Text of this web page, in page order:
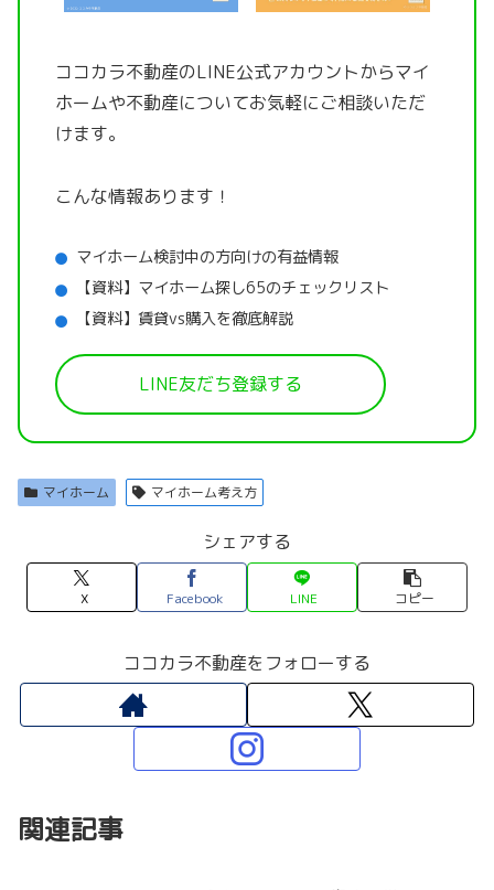
ココカラ不動産のLINE公式アカウントからマイ
ホームや不動産についてお気軽にご相談いただ
けます。
こんな情報あります！
マイホーム検討中の方向けの有益情報
【資料】マイホーム探し65のチェックリスト
【資料】賃貸vs購入を徹底解説
LINE友だち登録する
マイホーム マイホーム考え方
シェアする
X Facebook LINE コピー
ココカラ不動産をフォローする
関連記事